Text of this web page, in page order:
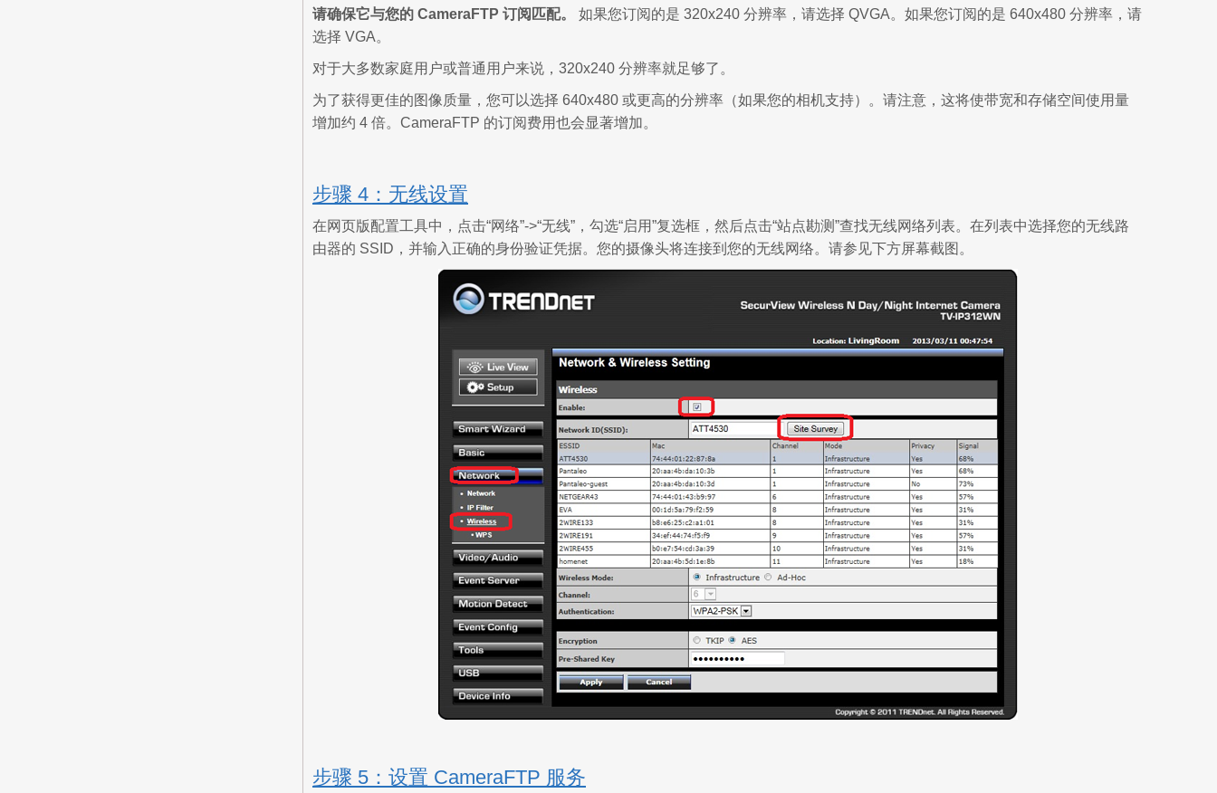
请确保它与您的 CameraFTP 订阅匹配。
如果您订阅的是 320x240 分辨率，请选择 QVGA。如果您订阅的是 640x480 分辨率，请
选择 VGA。
对于大多数家庭用户或普通用户来说，320x240 分辨率就足够了。
为了获得更佳的图像质量，您可以选择 640x480 或更高的分辨率（如果您的相机支持）。请注意，这将使带宽和存储空间使用量
增加约 4 倍。CameraFTP 的订阅费用也会显著增加。
步骤 4：无线设置
在网页版配置工具中，点击“网络”->“无线”，勾选“启用”复选框，然后点击“站点勘测”查找无线网络列表。在列表中选择您的无线路
由器的 SSID，并输入正确的身份验证凭据。您的摄像头将连接到您的无线网络。请参见下方屏幕截图。
步骤 5：设置 CameraFTP 服务